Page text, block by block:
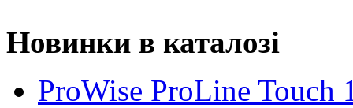
Новинки в каталозі
ProWise ProLine Touch